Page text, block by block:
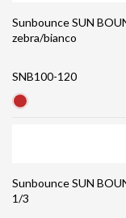
Sunbounce SUN
zebra/bianco
SNB100-120
Sunbounce SUN
1/3